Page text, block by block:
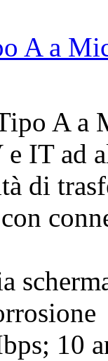
A a
A a
IT ad
di
10